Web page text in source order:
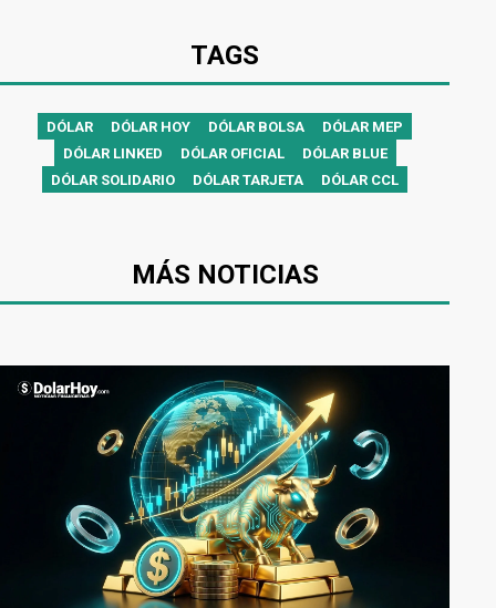
TAGS
DÓLAR DÓLAR HOY DÓLAR BOLSA
DÓLAR MEP
DÓLAR LINKED
DÓLAR OFICIAL
DÓLAR BLUE
DÓLAR SOLIDARIO
DÓLAR TARJETA DÓLAR CCL
MÁS NOTICIAS